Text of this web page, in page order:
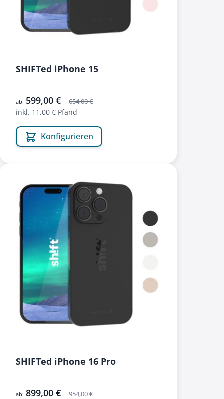
SHIFTed iPhone 15
654,00 €
ab: 599,00 €
inkl. 11,00 € Pfand
Konfigurieren
SHIFTed iPhone 16 Pro
954,00 €
ab: 899,00 €